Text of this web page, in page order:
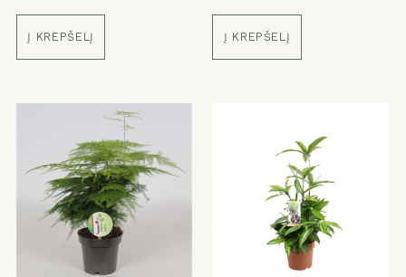
Į KREPŠELĮ Į KREPŠELĮ